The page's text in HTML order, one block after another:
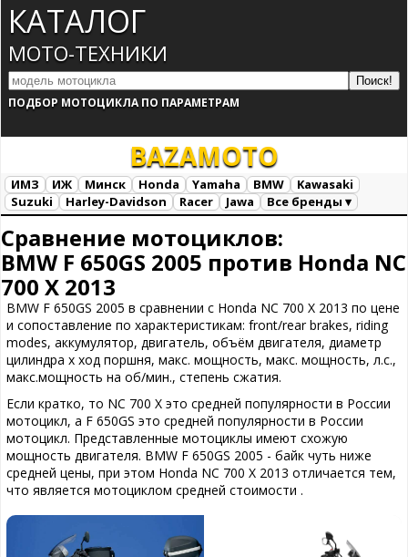
КАТАЛОГ
МОТО-ТЕХНИКИ
ПОДБОР МОТОЦИКЛА ПО ПАРАМЕТРАМ
BAZAMOTO
ИМЗ ИЖ Минск Honda Yamaha BMW
Kawasaki
Suzuki
Harley-Davidson Racer Jawa
Все бренды ▾
Сравнение мотоциклов:
BMW F 650GS 2005 против Honda NC
700 X 2013
BMW F 650GS 2005 в сравнении с Honda NC 700 X 2013 по цене
и сопоставление по характеристикам: front/rear brakes, riding
modes, аккумулятор, двигатель, объём двигателя, диаметр
цилиндра х ход поршня, макс. мощность, макс. мощность, л.с.,
макс.мощность на об/мин., степень сжатия.
Если кратко, то NC 700 X это средней популярности в России
мотоцикл, а F 650GS это средней популярности в России
мотоцикл. Представленные мотоциклы имеют схожую
мощность двигателя. BMW F 650GS 2005 - байк чуть ниже
средней цены, при этом Honda NC 700 X 2013 отличается тем,
что является мотоциклом средней стоимости .